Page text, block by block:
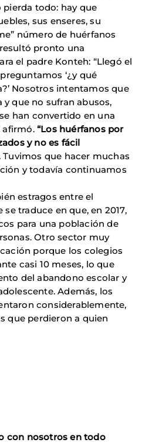
todo: hay que
sus enseres, su
número de huérfanos
pronto una
el padre Konteh: “Llegó el
‘¿y qué
Nosotros intentamos que
que no sufran abusos,
han convertido en una
afirmó. “Los huérfanos por
y no es fácil
Tuvimos que hacer muchas
y todavía continuamos
estragos entre el
traduce en que, en 2017,
para una población de
Otro sector muy
porque los colegios
casi 10 meses, lo que
del abandono escolar y
Además, los
considerablemente,
que perdieron a quien
con nosotros en todo